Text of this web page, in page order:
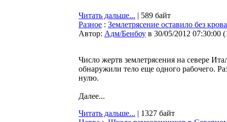
Читать дальше... | 589 байт
Разное : Землетрясение оставило без
Автор: Адм/Бенбоу в 30/05/2012 07:30:00 (
Число жертв землетрясения на севере
обнаружили тело еще одного рабочего.
нулю.
Далее...
Читать дальше... | 1327 байт